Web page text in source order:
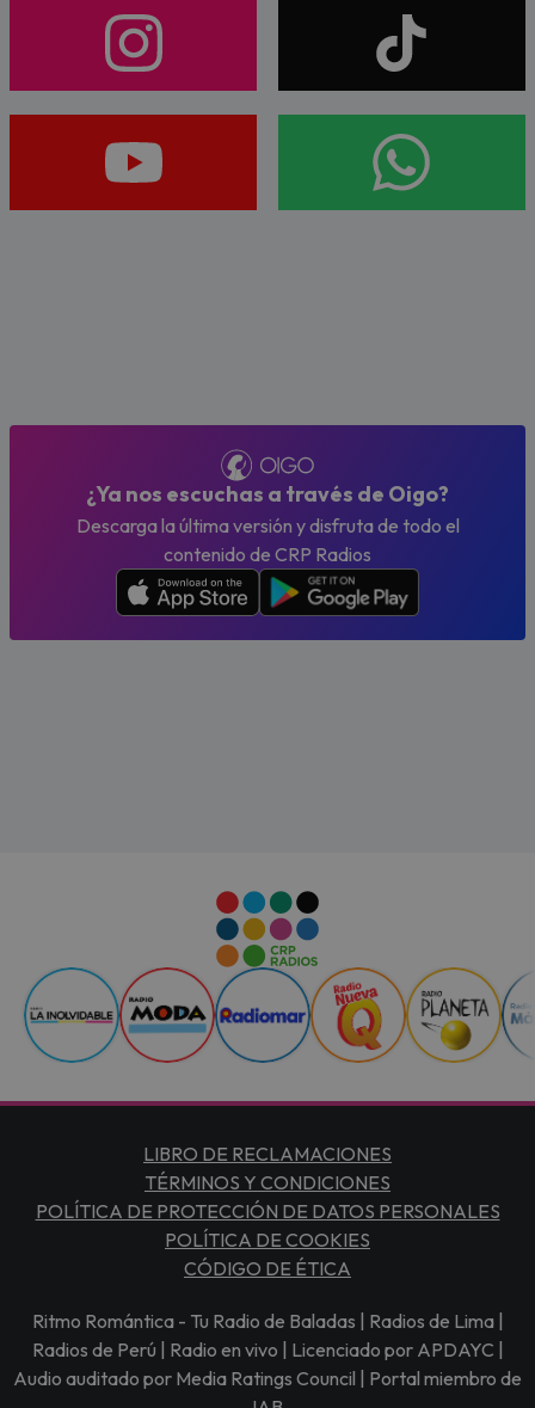
¿Ya nos escuchas a través de Oigo?
Descarga la última versión y disfruta de todo el
contenido de CRP Radios
LIBRO DE RECLAMACIONES
TÉRMINOS Y CONDICIONES
POLÍTICA DE PROTECCIÓN DE DATOS PERSONALES
POLÍTICA DE COOKIES
CÓDIGO DE ÉTICA
Ritmo Romántica - Tu Radio de Baladas | Radios de Lima |
Radios de Perú | Radio en vivo | Licenciado por APDAYC |
Audio auditado por Media Ratings Council | Portal miembro de